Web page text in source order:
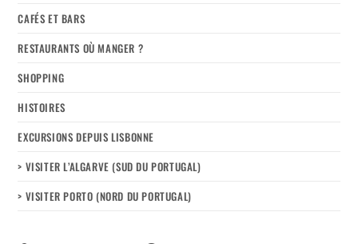
CAFÉS ET BARS
RESTAURANTS OÙ MANGER ?
SHOPPING
HISTOIRES
EXCURSIONS DEPUIS LISBONNE
> VISITER L’ALGARVE (SUD DU PORTUGAL)
> VISITER PORTO (NORD DU PORTUGAL)